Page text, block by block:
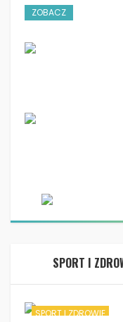
ZOBACZ
SPORT I
SPORT I ZDROWIE